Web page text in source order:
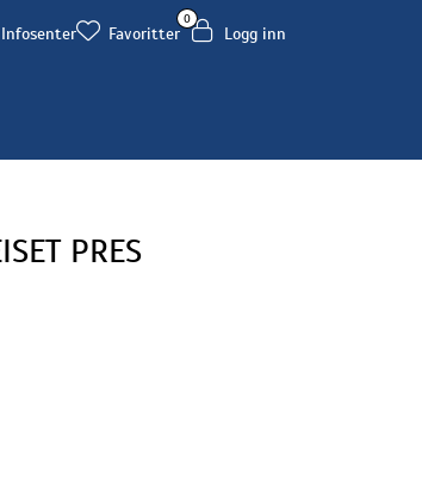
Infosenter
0
Favoritter Logg inn
PRES